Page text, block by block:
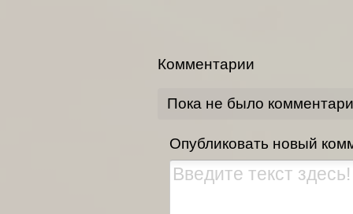
Комментарии
Пока не было
Опубликовать новый